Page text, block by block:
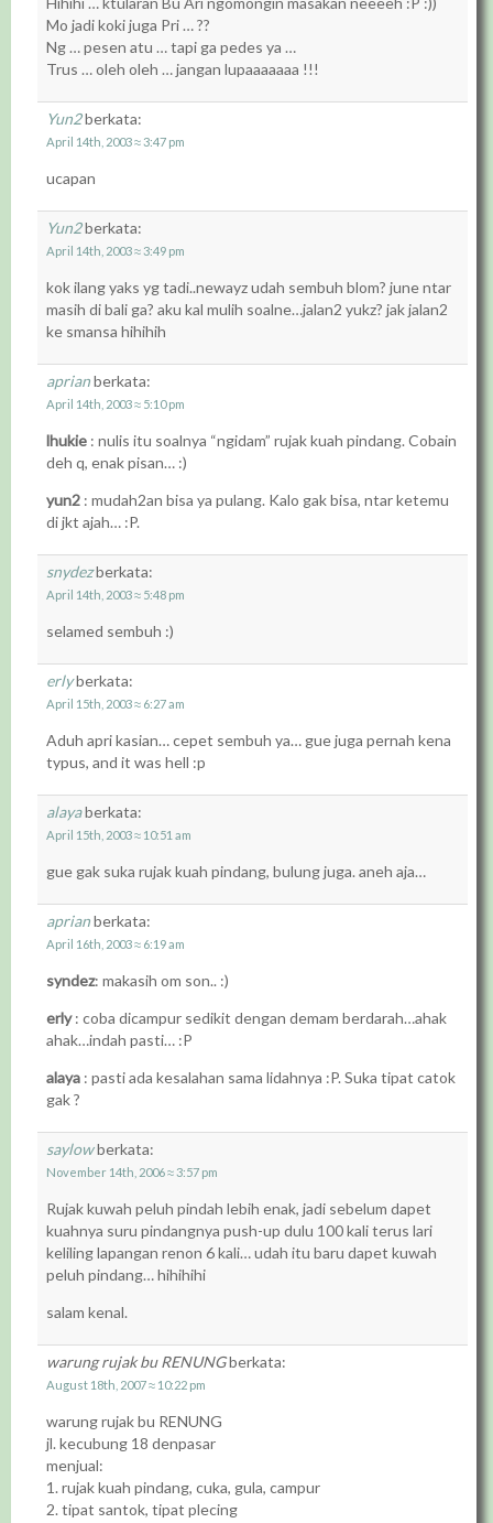
Mo jadi koki juga Pri … ??
Ng … pesen atu … tapi ga pedes ya …
Trus … oleh oleh … jangan lupaaaaaaa !!!
Yun2berkata:
April 14th, 2003 ≈ 3:47 pm
ucapan
Yun2berkata:
April 14th, 2003 ≈ 3:49 pm
kok ilang yaks yg tadi..newayz udah sembuh blom? june ntar
masih di bali ga? aku kal mulih soalne…jalan2 yukz? jak jalan2
ke smansa hihihih
aprianberkata:
April 14th, 2003 ≈ 5:10 pm
lhukie : nulis itu soalnya “ngidam” rujak kuah pindang. Cobain
deh q, enak pisan… :)
yun2 : mudah2an bisa ya pulang. Kalo gak bisa, ntar ketemu
di jkt ajah… :P.
snydezberkata:
April 14th, 2003 ≈ 5:48 pm
selamed sembuh :)
erlyberkata:
April 15th, 2003 ≈ 6:27 am
Aduh apri kasian… cepet sembuh ya… gue juga pernah kena
typus, and it was hell :p
alayaberkata:
April 15th, 2003 ≈ 10:51 am
gue gak suka rujak kuah pindang, bulung juga. aneh aja…
aprianberkata:
April 16th, 2003 ≈ 6:19 am
syndez: makasih om son.. :)
erly: coba dicampur sedikit dengan demam berdarah…ahak
ahak…indah pasti… :P
alaya : pasti ada kesalahan sama lidahnya :P. Suka tipat catok
gak ?
saylowberkata:
November 14th, 2006 ≈ 3:57 pm
Rujak kuwah peluh pindah lebih enak, jadi sebelum dapet
kuahnya suru pindangnya push-up dulu 100 kali terus lari
keliling lapangan renon 6 kali… udah itu baru dapet kuwah
peluh pindang… hihihihi
salam kenal.
warung rujak bu RENUNGberkata:
August 18th, 2007 ≈ 10:22 pm
warung rujak bu RENUNG
jl. kecubung 18 denpasar
menjual:
1. rujak kuah pindang, cuka, gula, campur
2. tipat santok, tipat plecing